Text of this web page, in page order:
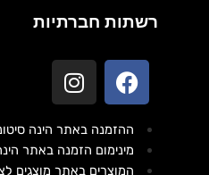
רשתות חברתיות
ההזמנה באתר הינה
מינימום הזמנה באתר הינה 1500
המוצרים באתר מוצגים